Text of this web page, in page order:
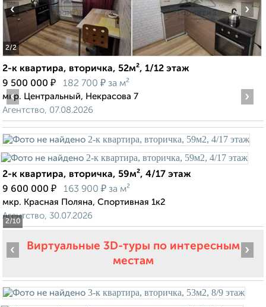
2/2
‹ ›
2-к квартира, вторичка, 52м², 1/12 этаж
9 500 000 ₽ 182 700 ₽ за м²
мкр. Центральный, Некрасова 7
Агентство, 07.08.2026
2/10
‹ ›
2-к квартира, вторичка, 59м², 4/17 этаж
9 600 000 ₽ 163 900 ₽ за м²
мкр. Красная Поляна, Спортивная 1к2
Агентство, 30.07.2026
Виртуальные 3D-туры по интересным
местам
‹ ›